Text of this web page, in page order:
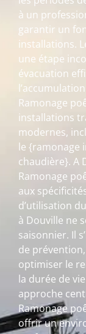
à un
garantir un
installations.
une étape
évacuation
Ramonage
installations
modernes,
le {ramonage
chaudière}. A
Ramonage
aux
d’utilisation
à Douville ne
saisonnier. Il
de
optimiser le
la durée de
approche
Ramonage
offrir un